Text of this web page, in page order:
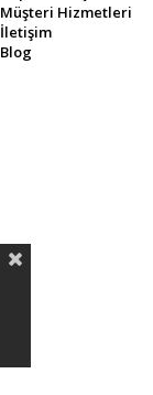
Müşteri Hizmetleri
İletişim
Blog